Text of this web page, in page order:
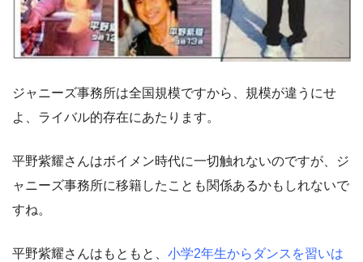
ジャニーズ事務所は全国規模ですから、規模が違うにせ
よ、ライバル的存在にあたります。
平野紫耀さんはボイメン時代に一切触れないのですが、ジ
ャニーズ事務所に移籍したことも関係あるかもしれないで
すね。
平野紫耀さんはもともと、 小学2年生からダンスを習いは